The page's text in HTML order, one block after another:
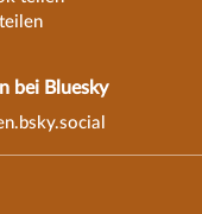
bei Bluesky